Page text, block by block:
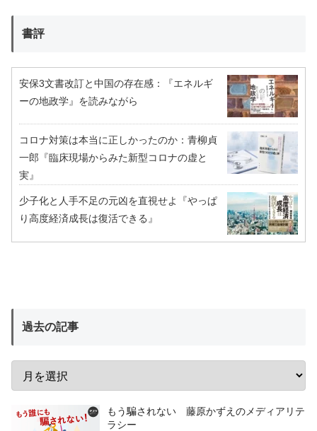
書評
安保3文書改訂と中国の存在感：『エネルギ
ーの地政学』を読みながら
コロナ対策は本当に正しかったのか：青柳貞
一郎『臨床現場からみた新型コロナの虚と
実』
少子化と人手不足の元凶を直視せよ『やっぱ
り高度経済成長は復活できる』
過去の記事
もう騙されない 藤原かずえのメディアリテ
ラシー